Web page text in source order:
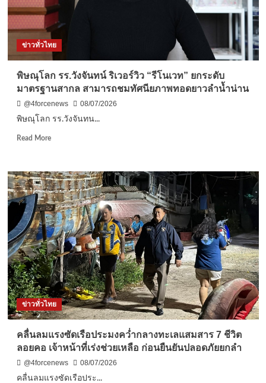
กิจกรรม
เดิน-
วัน
โลก2026
ไฟ-
ไนท์
รัน”จุด
การ
ต่อ
ชีวิต
และ
ลม
หายใจ
ข่าวทั่วไทย
พิษณุโลก รร.วังจันทน์ ริเวอร์วิว “รีโนเวท” ยกระดับ
มาตรฐานสากล สามารถชมทัศนียภาพทอดยาวลำน้ำน่าน
@4forcenews
08/07/2026
พิษณุโลก รร.วังจันทน...
Read MoreRead
พิษณุโลก
รร.วัง
จันทน์
ริ
เวอร์
วิว
“รี
โน
เวท”
ยก
ระดับ
มาตรฐาน
สากล
สามารถ
ทัศนียภาพ
ทอด
ยาว
ลำน้ำ
ข่าวทั่วไทย
คลื่นลมแรงซัดเรือประมงคว่ำกลางทะเลแสมสาร 7 ชีวิต
ลอยคอ เจ้าหน้าที่เร่งช่วยเหลือ ก่อนยืนยันปลอดภัยยกลำ
@4forcenews
08/07/2026
คลื่นลมแรงซัดเรือประ...